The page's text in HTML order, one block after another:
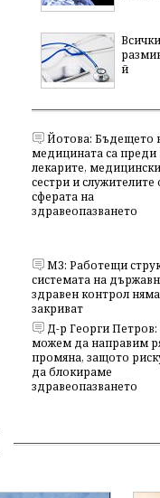
й
Йотова: Бъдещето
медицината са преди
лекарите,
сестри и служителите
сферата на
здравеопазването
МЗ: Работещи
системата на
здравен контрол
закриват
Д-р Георги Петров:
можем да направим
промяна, защото
да блокираме
здравеопазването